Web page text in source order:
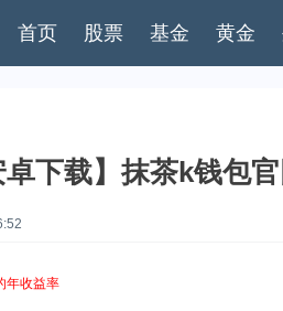
首页 股票 基金 黄金
卓下载】抹茶k钱包
年收益率